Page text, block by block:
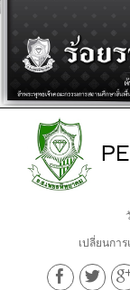
เปลี่ยนกา